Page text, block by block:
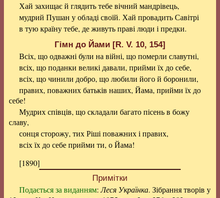
Хай захищає й глядить тебе вічний мандрівець,
мудрий Пушан у обладі своїй. Хай провадить Савітрі
в тую країну тебе, де живуть праві люди і предки.
Гімн до Йами [R. V. 10, 154]
Всіх, що одважні були на війні, що померли славутні,
всіх, що поданки великі давали, прийми їх до себе,
всіх, що чинили добро, що любили його й боронили,
правих, поважних батьків наших, Йама, прийми їх до
себе!
Мудрих співців, що складали багато пісень в божу
славу,
сонця сторожу, тих Ріші поважних і правих,
всіх їх до себе прийми ти, о Йама!
[1890]
Примітки
Подається за виданням:Леся Українка. Зібрання творів у